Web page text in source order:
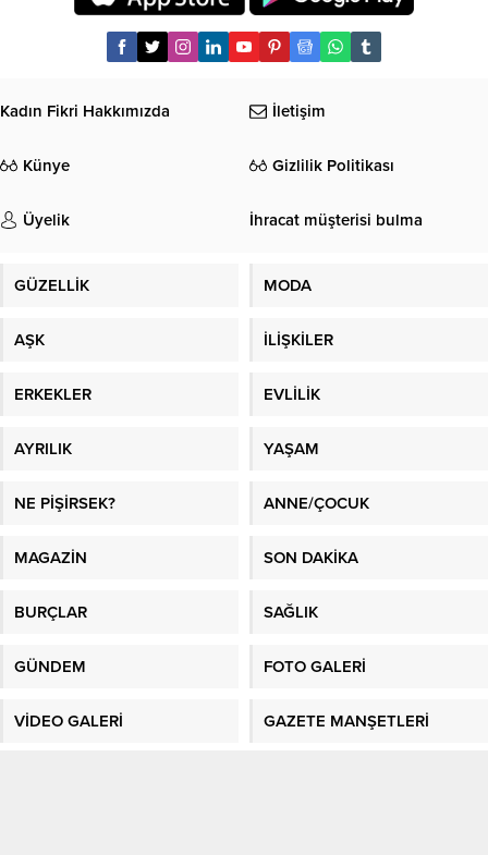
Kadın Fikri Hakkımızda İletişim
Künye Gizlilik Politikası
Üyelik İhracat müşterisi bulma
GÜZELLİK MODA
AŞK İLİŞKİLER
ERKEKLER EVLİLİK
AYRILIK YAŞAM
NE PİŞİRSEK? ANNE/ÇOCUK
MAGAZİN SON DAKİKA
BURÇLAR SAĞLIK
GÜNDEM FOTO GALERİ
VİDEO GALERİ GAZETE MANŞETLERİ